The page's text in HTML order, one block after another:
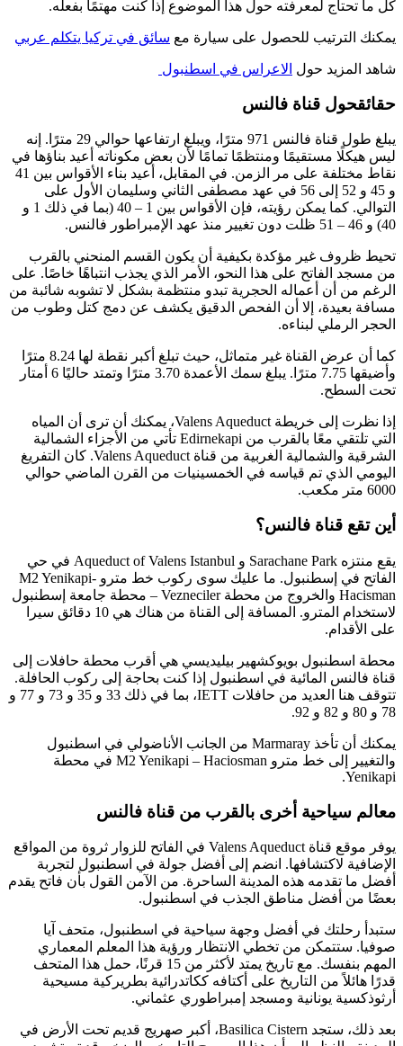
كل ما تحتاج لمعرفته حول هذا الموضوع إذا كنت مهتمًا بفعله.
يمكنك الترتيب للحصول على سيارة مع سائق في تركيا يتكلم عربي
شاهد المزيد حول الاعراس في اسطنبول
حقائقحول قناة فالنس
يبلغ طول قناة فالنس 971 مترًا، ويبلغ ارتفاعها حوالي 29 مترًا. إنه
ليس هيكلًا مستقيمًا ومنتظمًا تمامًا لأن بعض مكوناته أعيد بناؤها في
نقاط مختلفة على مر الزمن. في المقابل، أعيد بناء الأقواس بين 41
و 45 و 52 إلى 56 في عهد مصطفى الثاني وسليمان الأول على
التوالي. كما يمكن رؤيته، فإن الأقواس بين 1 – 40 (بما في ذلك 1 و
40) و 46 – 51 ظلت دون تغيير منذ عهد الإمبراطور فالنس.
تحيط ظروف غير مؤكدة بكيفية أن يكون القسم المنحني بالقرب
من مسجد الفاتح على هذا النحو، الأمر الذي يجذب انتباهًا خاصًا. على
الرغم من أن أعماله الحجرية تبدو منتظمة بشكل لا تشوبه شائبة من
مسافة بعيدة، إلا أن الفحص الدقيق يكشف عن دمج كتل وطوب من
الحجر الرملي لبناءه.
كما أن عرض القناة غير متماثل، حيث تبلغ أكبر نقطة لها 8.24 مترًا
وأضيقها 7.75 مترًا. يبلغ سمك الأعمدة 3.70 مترًا وتمتد حاليًا 6 أمتار
تحت السطح.
إذا نظرت إلى خريطة Valens Aqueduct، يمكنك أن ترى أن المياه
التي تلتقي معًا بالقرب من Edirnekapi تأتي من الأجزاء الشمالية
الشرقية والشمالية الغربية من قناة Valens Aqueduct. كان التفريغ
اليومي الذي تم قياسه في الخمسينيات من القرن الماضي حوالي
6000 متر مكعب.
أين تقع قناة فالنس؟
يقع منتزه Sarachane Park و Aqueduct of Valens Istanbul في حي
الفاتح في إسطنبول. ما عليك سوى ركوب خط مترو M2 Yenikapi-
Hacisman والخروج من محطة Vezneciler – محطة جامعة إسطنبول
لاستخدام المترو. المسافة إلى القناة من هناك هي 10 دقائق سيرا
على الأقدام.
محطة اسطنبول بويوكشهير بيليديسي هي أقرب محطة حافلات إلى
قناة فالنس المائية في اسطنبول إذا كنت بحاجة إلى ركوب الحافلة.
تتوقف هنا العديد من حافلات IETT، بما في ذلك 33 و 35 و 73 و 77 و
78 و 80 و 82 و 92.
يمكنك أن تأخذ Marmaray من الجانب الأناضولي في اسطنبول
والتغيير إلى خط مترو M2 Yenikapi – Haciosman في محطة
Yenikapi.
معالم سياحية أخرى بالقرب من قناة فالنس
يوفر موقع قناة Valens Aqueduct في الفاتح للزوار ثروة من المواقع
الإضافية لاكتشافها. انضم إلى أفضل جولة في اسطنبول لتجربة
أفضل ما تقدمه هذه المدينة الساحرة. من الآمن القول بأن فاتح يقدم
بعضًا من أفضل مناطق الجذب في اسطنبول.
ستبدأ رحلتك في أفضل وجهة سياحية في اسطنبول، متحف آيا
صوفيا. ستتمكن من تخطي الانتظار ورؤية هذا المعلم المعماري
المهم بنفسك. مع تاريخ يمتد لأكثر من 15 قرنًا، حمل هذا المتحف
قدرًا هائلاً من التاريخ على أكتافه ككاتدرائية بطريركية مسيحية
أرثوذكسية يونانية ومسجد إمبراطوري عثماني.
بعد ذلك، ستجد Basilica Cistern، أكبر صهريج قديم تحت الأرض في